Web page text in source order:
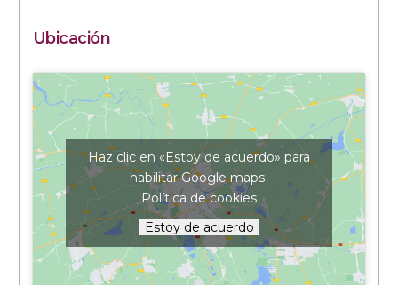
Ubicación
Haz clic en «Estoy de acuerdo» para
habilitar Google maps
Política de cookies
Estoy de acuerdo